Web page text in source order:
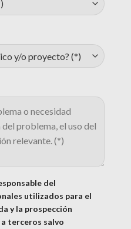
del
utilizados para el
y la prospección
terceros salvo